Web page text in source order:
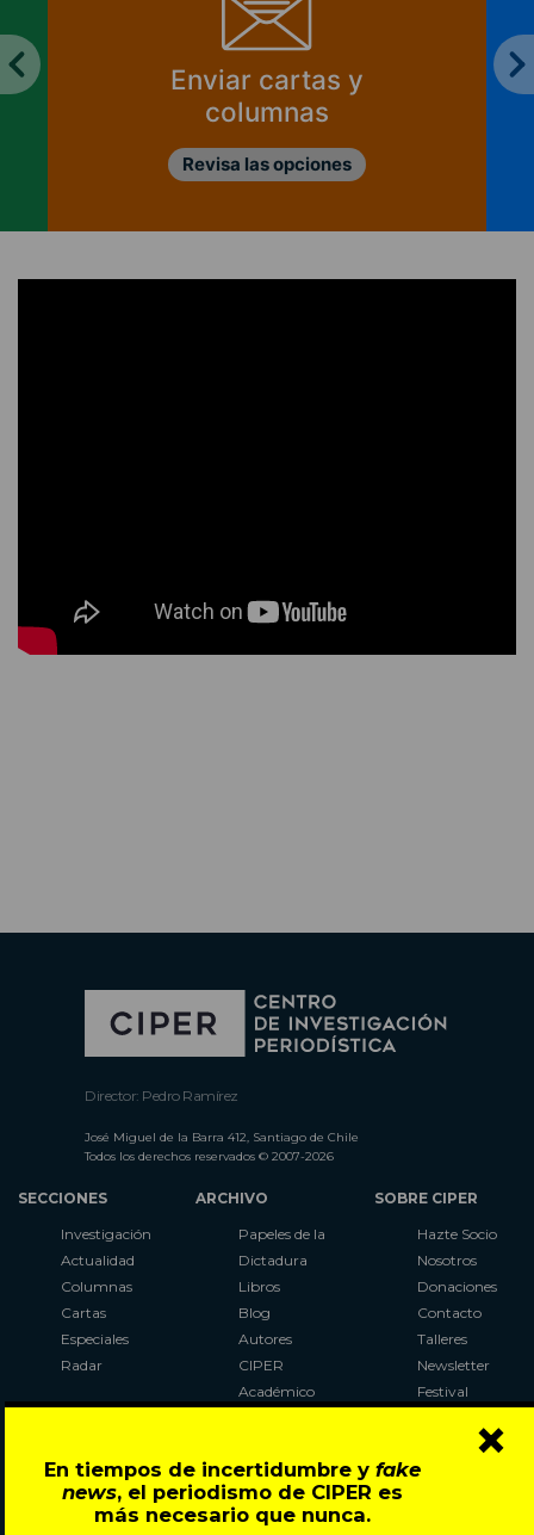
En tiempos de incertidumbre y fake
news, el periodismo de CIPER es
más necesario que nunca.
×
Enviar cartas y
columnas
Revisa las opciones
Director: Pedro Ramírez
José Miguel de la Barra 412, Santiago de Chile
Todos los derechos reservados © 2007-2026
SECCIONES
Investigación
Actualidad
Columnas
Cartas
Especiales
Radar
ARCHIVO
Papeles de la
Dictadura
Libros
Blog
Autores
CIPER
Académico
Al Plebiscito
con CIPER
SOBRE CIPER
Hazte Socio
Nosotros
Donaciones
Contacto
Talleres
Newsletter
Festival